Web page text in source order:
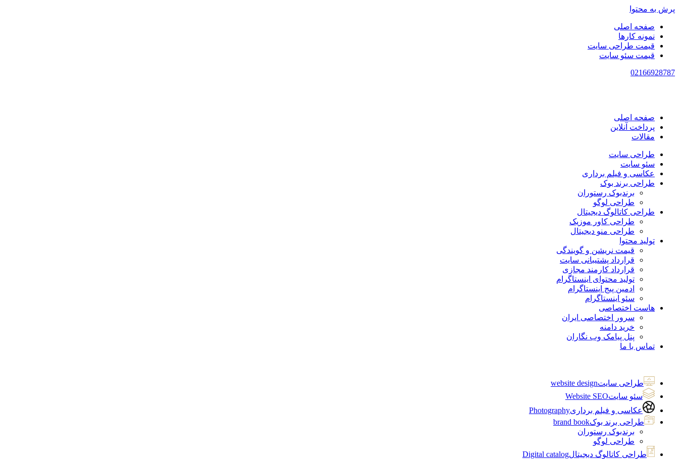
پرش به محتوا
صفحه اصلی
نمونه کارها
قیمت طراحی سایت
قیمت سئو سایت
02166928787
صفحه اصلی
پرداخت آنلاین
مقالات
طراحی سایت
سئو سایت
عکاسی و فیلم برداری
طراحی برند بوک
برندبوک رستوران
طراحی لوگو
طراحی کاتالوگ دیجیتال
طراحی کاور موزیک
طراحی منو دیجیتال
تولید محتوا
قیمت نریشن و گویندگی
قرارداد پشتیبانی سایت
قرارداد کارمند مجازی
تولید محتوای اینستاگرام
ادمین پیج اینستاگرام
سئو اینستاگرام
هاست اختصاصی
سرور اختصاصی ایران
خرید دامنه
پنل پیامک وب نگاران
تماس با ما
طراحی سایتwebsite design
سئو سایتWebsite SEO
عکاسی و فیلم برداریPhotography
طراحی برند بوکbrand book
برندبوک رستوران
طراحی لوگو
طراحی کاتالوگ دیجیتالDigital catalog